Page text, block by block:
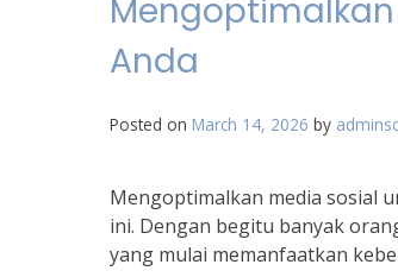
Anda
Posted on March 14, 2026 by
Mengoptimalkan media sosial
ini. Dengan begitu banyak
yang mulai memanfaatkan